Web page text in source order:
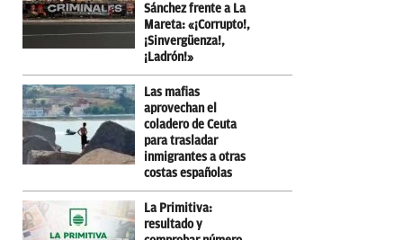
Sánchez frente a La
Mareta: «¡Corrupto!,
¡Sinvergüenza!,
¡Ladrón!»
Las mafias
aprovechan el
coladero de Ceuta
para trasladar
inmigrantes a otras
costas españolas
La Primitiva:
resultado y